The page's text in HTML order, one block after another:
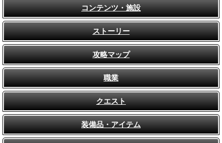
コンテンツ・施設
ストーリー
攻略マップ
職業
クエスト
装備品・アイテム